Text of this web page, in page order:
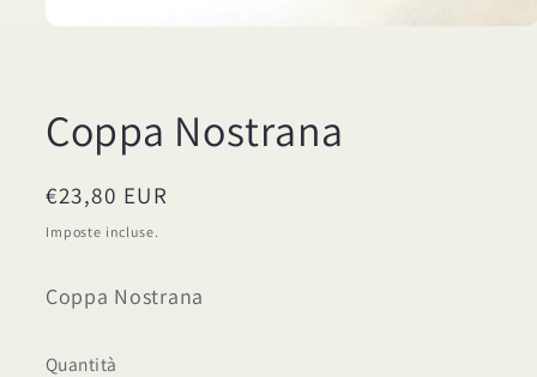
finestra
modale
Coppa Nostrana
Prezzo
di
€23,80 EUR
Imposte incluse.
Coppa Nostrana
Quantità